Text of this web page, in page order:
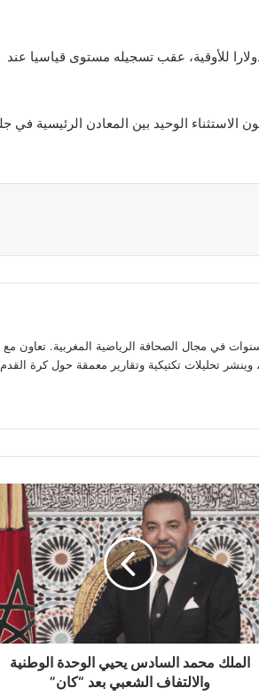
زاد البلاتين في المعاملات الفورية بنسبة 0.4% إلى 2639.40 دولارا للأوقية، عقب تسجيله مستوى قياسيا عند
1903.10 دولارات للأوقية، ليكون الاستثناء الوحيد بين المعادن الرئيسية
في مجال الصحافة الرياضية المغربية. تعاون مع
تحليلات تكتيكية وتقارير معمقة حول كرة القدم
الملك محمد السادس يحيي الوحدة الوطنية
والالتفاف الشعبي بعد “كان”